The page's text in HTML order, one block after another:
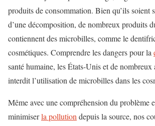
produits de consommation. Bien qu’ils soient
d’une décomposition, de nombreux produits
contiennent des microbilles, comme le
cosmétiques. Comprendre les dangers pour la
santé humaine, les États-Unis et de nombreux
interdit l’utilisation de microbilles dans les
Même avec une compréhension du problème
minimiserla pollutiondepuis la source, nos